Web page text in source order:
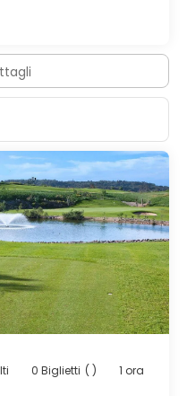
0 Biglietti ( )
1 ora